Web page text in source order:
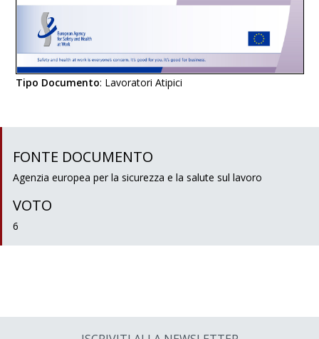
Tipo Documento: Lavoratori Atipici
FONTE DOCUMENTO
Agenzia europea per la sicurezza e la salute sul lavoro
VOTO
6